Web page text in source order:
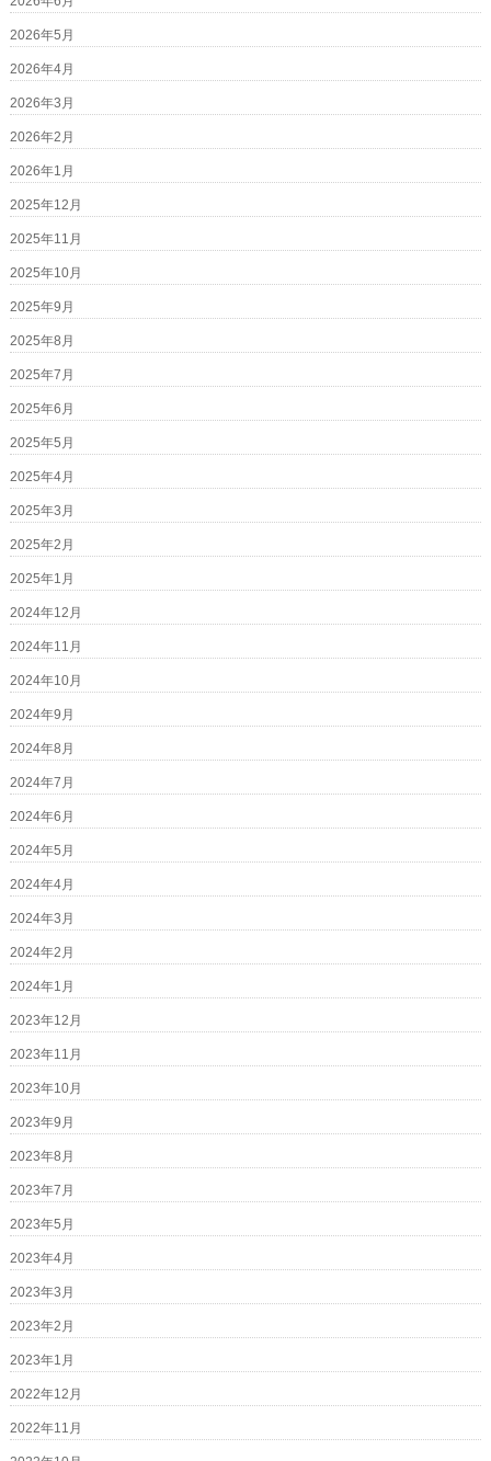
2026年5月
2026年4月
2026年3月
2026年2月
2026年1月
2025年12月
2025年11月
2025年10月
2025年9月
2025年8月
2025年7月
2025年6月
2025年5月
2025年4月
2025年3月
2025年2月
2025年1月
2024年12月
2024年11月
2024年10月
2024年9月
2024年8月
2024年7月
2024年6月
2024年5月
2024年4月
2024年3月
2024年2月
2024年1月
2023年12月
2023年11月
2023年10月
2023年9月
2023年8月
2023年7月
2023年5月
2023年4月
2023年3月
2023年2月
2023年1月
2022年12月
2022年11月